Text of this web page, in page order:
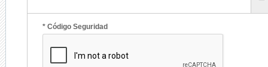
* Código Seguridad